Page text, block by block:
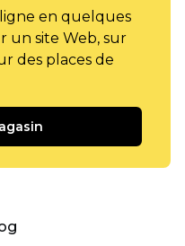
en quelques
un site Web, sur
des places de